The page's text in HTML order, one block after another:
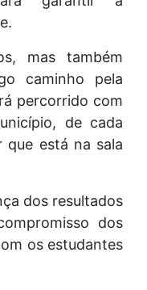
mas também
caminho pela
percorrido com
de cada
está na sala
dos resultados
dos
os estudantes